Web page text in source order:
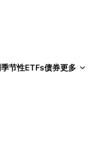
季节性ETFs债券更多